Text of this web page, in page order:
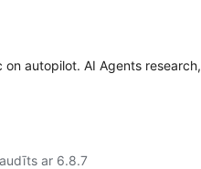
autopilot. AI Agents research,
ar 6.8.7